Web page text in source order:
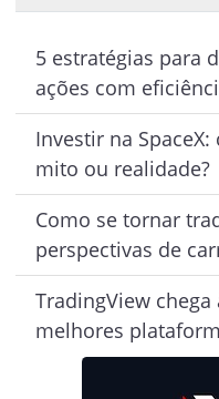
5 estratégias para
ações com
Investir na
mito ou realidade?
Como se tornar
perspectivas de
TradingView chega
melhores